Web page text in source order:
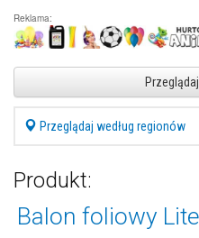
Reklama:
Przeglądaj według regionów
Produkt:
Balon foliowy